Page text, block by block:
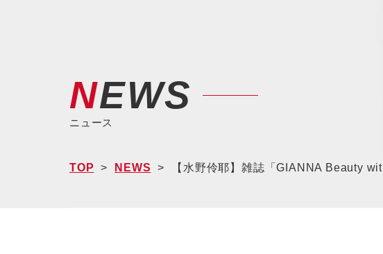
NEWS
ニュース
TOP NEWS 【水野伶耶】雑誌「GIANNA Beauty